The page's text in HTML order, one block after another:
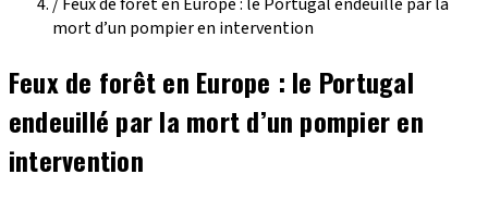
mort d’un pompier en intervention
Feux de forêt en Europe : le Portugal
endeuillé par la mort d’un pompier en
intervention